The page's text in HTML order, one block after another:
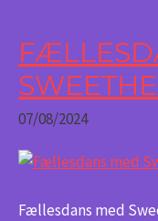
07/08/2024
Fællesdans med
Fællesdans
med
Sweethearts